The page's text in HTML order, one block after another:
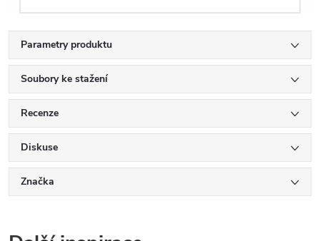
Parametry produktu
Soubory ke stažení
Recenze
Diskuse
Značka